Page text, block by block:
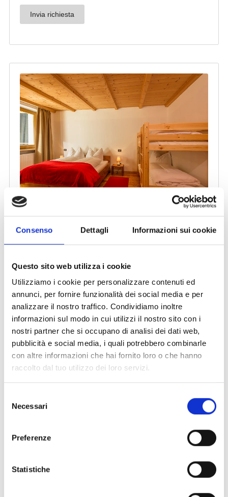
Consenso Dettagli Informazioni sui cookie
Questo sito web utilizza i cookie
Utilizziamo i cookie per personalizzare contenuti ed
annunci, per fornire funzionalità dei social media e per
analizzare il nostro traffico. Condividiamo inoltre
informazioni sul modo in cui utilizzi il nostro sito con i
nostri partner che si occupano di analisi dei dati web,
pubblicità e social media, i quali potrebbero combinarle
con altre informazioni che hai fornito loro o che hanno
raccolto dal tuo utilizzo dei loro servizi.
delNecessari
Preferenze
Statistiche